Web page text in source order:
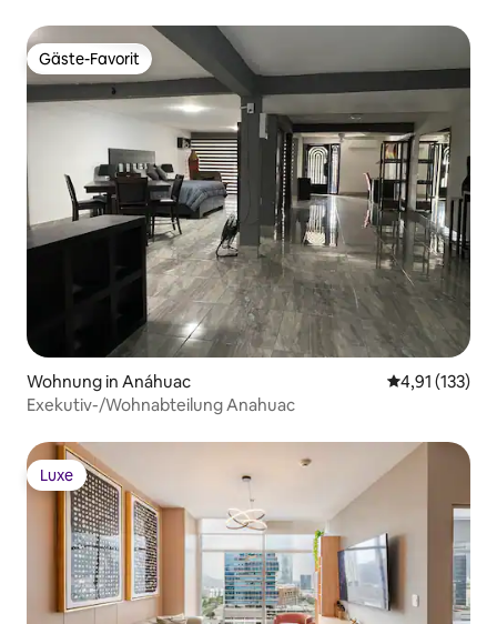
Gäste-Favorit
Gäste-Favorit
Wohnung in Anáhuac
4,91 (133)
Exekutiv-/Wohnabteilung Anahuac
Luxe
Luxe